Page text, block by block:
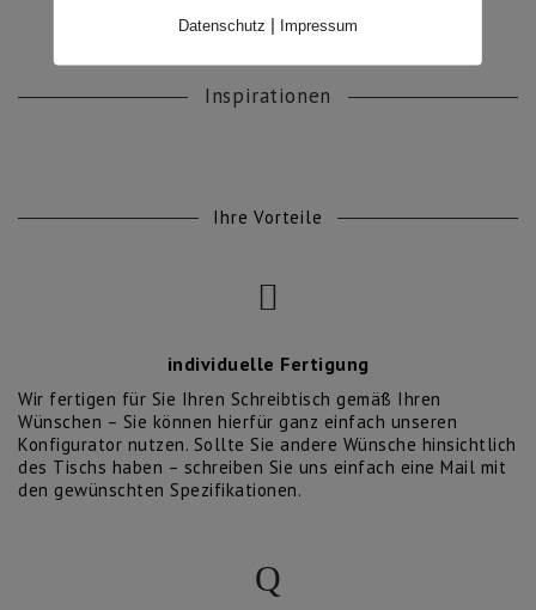
Inspirationen
Ihre Vorteile
individuelle Fertigung
Wir fertigen für Sie Ihren Schreibtisch gemäß Ihren
Wünschen – Sie können hierfür ganz einfach unseren
Konfigurator nutzen. Sollte Sie andere Wünsche hinsichtlich
des Tischs haben – schreiben Sie uns einfach eine Mail mit
den gewünschten Spezifikationen.
KUNDENSERVICE
Kontakt
PROFESSIONALS
B2B Anfrage
Bilddatenbank / Texte
Impressum
Datenschutz | Impressum